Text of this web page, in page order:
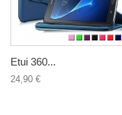
Etui 360...
24,90 €